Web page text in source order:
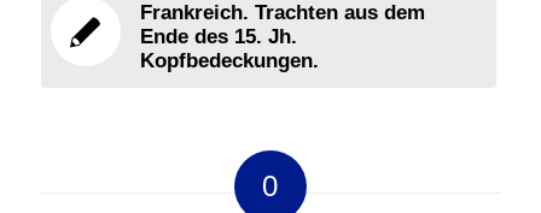
Frankreich. Trachten aus dem
Ende des 15. Jh.
Kopfbedeckungen.
0